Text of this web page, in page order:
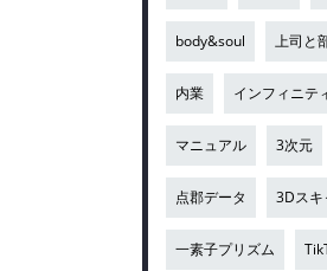
body&soul 上司と
内業 インフィニテ
マニュアル 3次元
点郡データ 3Dスキ
一素子プリズム